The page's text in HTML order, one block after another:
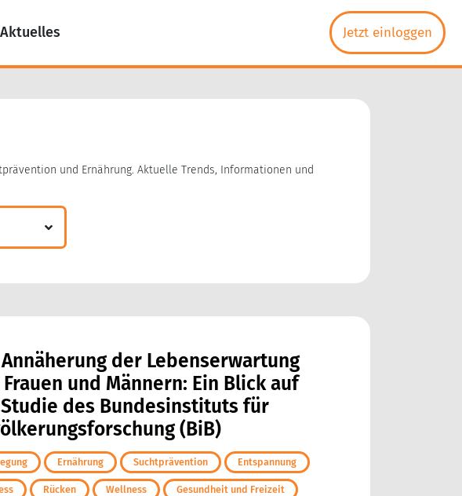
Aktuelles Jetzt einloggen
und Ernährung. Aktuelle Trends, Informationen und
der Lebenserwartung
und Männern: Ein Blick auf
des Bundesinstituts für
(BiB)
Ernährung Suchtprävention Entspannung
Rücken Wellness Gesundheit und Freizeit